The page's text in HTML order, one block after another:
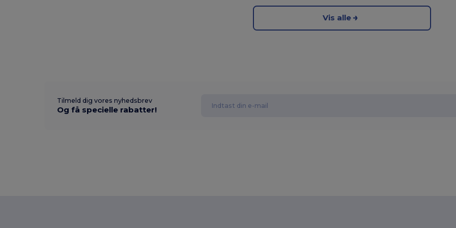
Vis alle
Tilmeld dig vores nyhedsbrev
Og få specielle rabatter!